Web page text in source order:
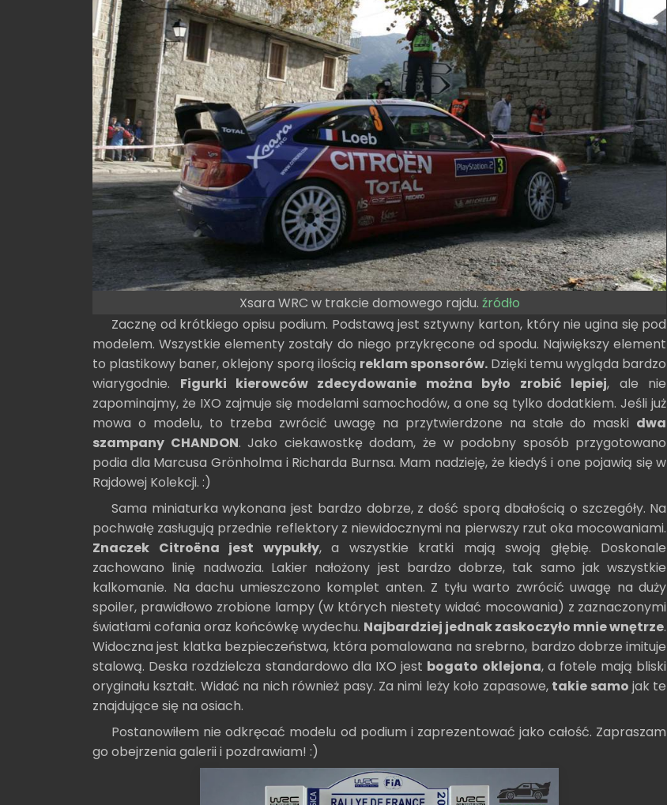
Xsara WRC w trakcie domowego rajdu. źródło
Zacznę od krótkiego opisu podium. Podstawą jest sztywny karton, który nie ugina się pod
modelem. Wszystkie elementy zostały do niego przykręcone od spodu. Największy element
to plastikowy baner, oklejony sporą ilością reklam sponsorów.Dzięki temu wygląda bardzo
wiarygodnie. Figurki kierowców zdecydowanie można było zrobić lepiej, ale nie
zapominajmy, że IXO zajmuje się modelami samochodów, a one są tylko dodatkiem. Jeśli już
mowa o modelu, to trzeba zwrócić uwagę na przytwierdzone na stałe do maski dwa
szampany CHANDON. Jako ciekawostkę dodam, że w podobny sposób przygotowano
podia dla Marcusa Grönholma i Richarda Burnsa. Mam nadzieję, że kiedyś i one pojawią się w
Rajdowej Kolekcji. :)
Sama miniaturka wykonana jest bardzo dobrze, z dość sporą dbałością o szczegóły. Na
pochwałę zasługują przednie reflektory z niewidocznymi na pierwszy rzut oka mocowaniami.
Znaczek Citroëna jest wypukły, a wszystkie kratki mają swoją głębię. Doskonale
zachowano linię nadwozia. Lakier nałożony jest bardzo dobrze, tak samo jak wszystkie
kalkomanie. Na dachu umieszczono komplet anten. Z tyłu warto zwrócić uwagę na duży
spoiler, prawidłowo zrobione lampy (w których niestety widać mocowania) z zaznaczonymi
światłami cofania oraz końcówkę wydechu. Najbardziej jednak zaskoczyło mnie wnętrze.
Widoczna jest klatka bezpieczeństwa, która pomalowana na srebrno, bardzo dobrze imituje
stalową. Deska rozdzielcza standardowo dla IXO jest bogato oklejona, a fotele mają bliski
oryginału kształt. Widać na nich również pasy. Za nimi leży koło zapasowe, takie samo jak te
znajdujące się na osiach.
Postanowiłem nie odkręcać modelu od podium i zaprezentować jako całość. Zapraszam
go obejrzenia galerii i pozdrawiam! :)